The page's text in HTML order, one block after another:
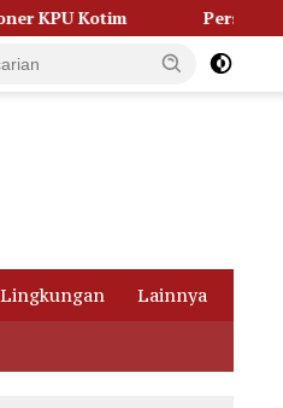
Memanas, Kuasa
Lingkungan Lainnya